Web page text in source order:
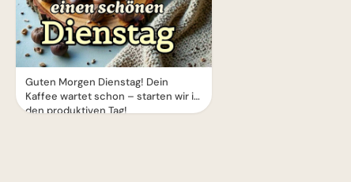
Guten Morgen Dienstag! Dein
Kaffee wartet schon – starten wir in
den produktiven Tag!